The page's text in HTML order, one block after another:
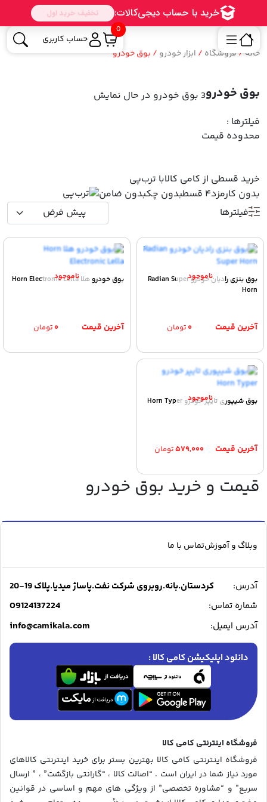
0
حساب کاربری
خانه / فروشگاه / ابزار خودرو / بوق خودرو
بوق خودرو3 بوق خودرو
در حال نمایش
فیلترها :
محدوده قیمت
خرید قسطی از کامی کالابا ترب‌پی
بدون کارمزد۴ قسط بدون چکبدون ضامن
فیلترها
بوق بنزی رادیان خودرو Radian Super
Horn
۰ تومان
بوق خودرو هلا Horn Electronic Lella
۰ تومان
بوق شیپوری تایپر خودرو Horn Typer
۵۷۹,۰۰۰تومان
قیمت و خرید بوق خودرو
وبلاگ و آموزشتماس با ما
آدرس:
کردستان.بانه.روبروی شرکت نفت.پاساژ میدیا.پلاک 19-20
شماره تماس:
09124137224
آدرس ایمیل: info@camikala.com
دانلود اپلیکیشن کامی کالا :
فروشگاه اینترنتی کامی کالا
فروشگاه اینترنتی کامی کالا بهترین بستر برای خرید اینترنتی کالاهای
مورد نیاز شما در ایران است . “اصالت کالا ، “گارانتی بازگشت” ، ” ارسال
سریع” و “مشاوره تخصصی” از ویژگی های مهم و اساسی در قوانین